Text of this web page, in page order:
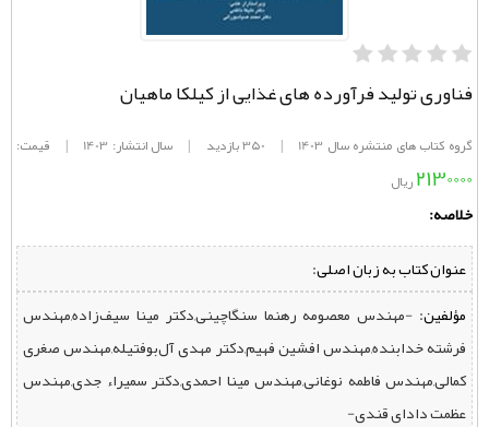
فناوری تولید فرآورده‌ های غذایی از کیلکا ماهیان
گروه کتاب های منتشره سال 1403 | 350 بازدید | سال انتشار: 1403 | قیمت:
2130000ریال
خلاصه:
عنوان کتاب به زبان اصلی:
مؤلفین: ‌ -مهندس معصومه رهنما سنگاچینی,دکتر مینا سیف‌‌زاده,مهندس
فرشته خدابنده,مهندس افشین فهیم,دکتر مهدی آل‌بوفتیله,مهندس صغری
کمالی,مهندس فاطمه نوغانی,مهندس مینا احمدی,دکتر سمیراء جدی,مهندس
عظمت دادای قندی-